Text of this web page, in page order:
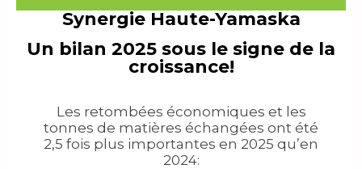
Synergie Haute-Yamaska
Un bilan 2025 sous le signe de la
croissance!
Les retombées économiques et les
tonnes de matières échangées ont été
2,5 fois plus importantes en 2025 qu’en
2024: